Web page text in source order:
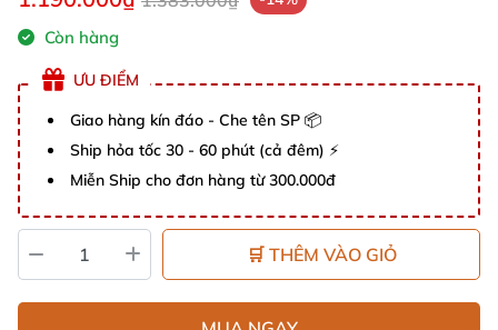
Còn hàng
ƯU ĐIỂM
Giao hàng kín đáo - Che tên SP 📦
Ship hỏa tốc 30 - 60 phút (cả đêm) ⚡
Miễn Ship cho đơn hàng từ 300.000đ
🛒 THÊM VÀO GIỎ